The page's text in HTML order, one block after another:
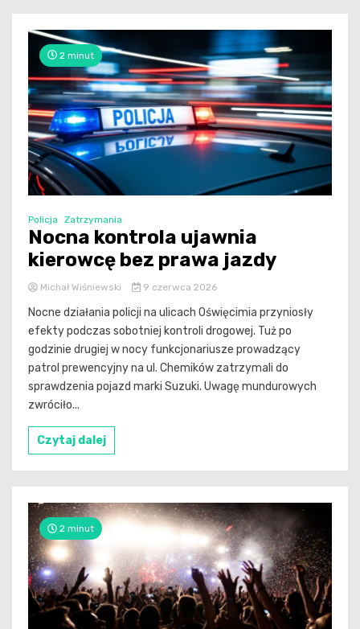
2 minut
Policja Zatrzymania
Nocna kontrola ujawnia
kierowcę bez prawa jazdy
Michał Wiśniewski 9 czerwca 2026
Nocne działania policji na ulicach Oświęcimia przyniosły
efekty podczas sobotniej kontroli drogowej. Tuż po
godzinie drugiej w nocy funkcjonariusze prowadzący
patrol prewencyjny na ul. Chemików zatrzymali do
sprawdzenia pojazd marki Suzuki. Uwagę mundurowych
zwróciło...
Czytaj dalej
2 minut